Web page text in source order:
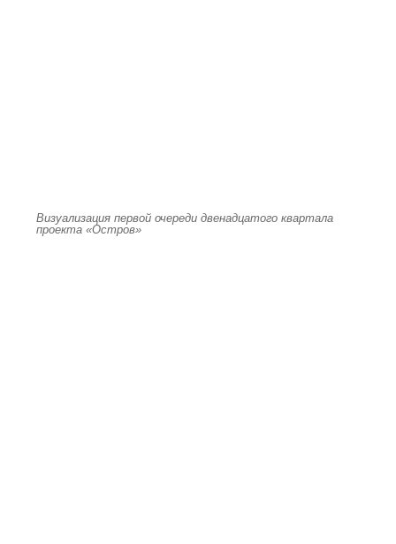
Визуализация первой очереди двенадцатого квартала
проекта «Остров»